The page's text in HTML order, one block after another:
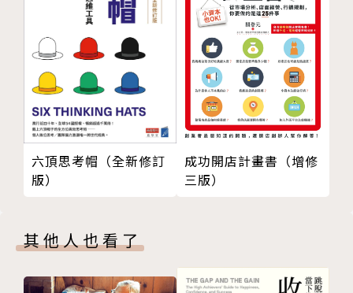
《為什麼我們這樣生活，那樣工作？》作者查爾斯・杜
希格（Charles Duhigg）｜
《逆思維》作者亞當．格蘭特（Adam Grant）｜
《未來在等待的銷售人才》作者丹尼爾．品克（Danie
l H. Pink）｜
《這才是行銷》作者賽斯．高汀（Seth Godin）｜
《Google超級用人學》作者拉茲洛．博克（Laszlo B
ock）｜
皮克斯共同創辦人艾德．卡特莫爾（Ed Catmull）｜
桑托斯（Laurie Santos）
「這本書很特別，它以一個重要的話題邀請你，以引人
被拒絕的100天
挑戰「拒絕實驗」
另一種練習接受拒絕的方式
勇敢拒絕
練習｜開口要求就對了
第3章 魅力來自掌控舉手投足
魅力的雙重矛盾
魅力的第一個矛盾：努力想變得有魅力，結果往往適得
其反
吸引對方的關注
把注意力轉移到對方身上
放鬆聲音是自信的象徵
六頂思考帽（全新修訂
版）
成功開店計畫書（增修
三版）
其他人也看了